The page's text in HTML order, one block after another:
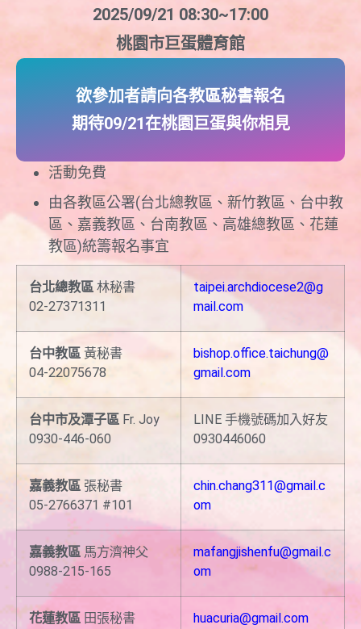
2025/09/21 08:30~17:00
桃園市巨蛋體育館
欲參加者請向各教區秘書報名
期待09/21在桃園巨蛋與你相見
活動免費
由各教區公署(台北總教區、新竹教區、台中教
區、嘉義教區、台南教區、高雄總教區、花蓮
教區)統籌報名事宜
台北總教區 林秘書
02-27371311
taipei.archdiocese2@g
mail.com
台中教區 黃秘書
04-22075678
bishop.office.taichung@
gmail.com
台中市及潭子區 Fr. Joy
0930-446-060
LINE 手機號碼加入好友
0930446060
嘉義教區 張秘書
05-2766371 #101
chin.chang311@gmail.c
om
嘉義教區 馬方濟神父
0988-215-165
mafangjishenfu@gmail.c
om
花蓮教區 田張秘書
huacuria@gmail.com